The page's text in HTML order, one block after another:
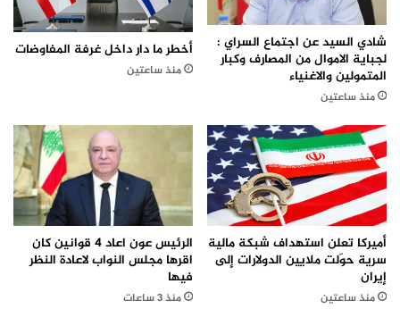
شادي السيد عن اجتماع السراي :
لجباية الاموال من المصارف وكبار
المتمولين والاغنياء
منذ ساعتين
أخطر ما دار داخل غرفة المفاوضات
منذ ساعتين
أميركا تعلن استهداف شبكة مالية
سرية حوّلت ملايين الدولارات إلى
إيران
منذ ساعتين
الرئيس عون اعاد 4 قوانين كان
اقرها مجلس النواب لاعادة النظر
فيها
منذ 3 ساعات